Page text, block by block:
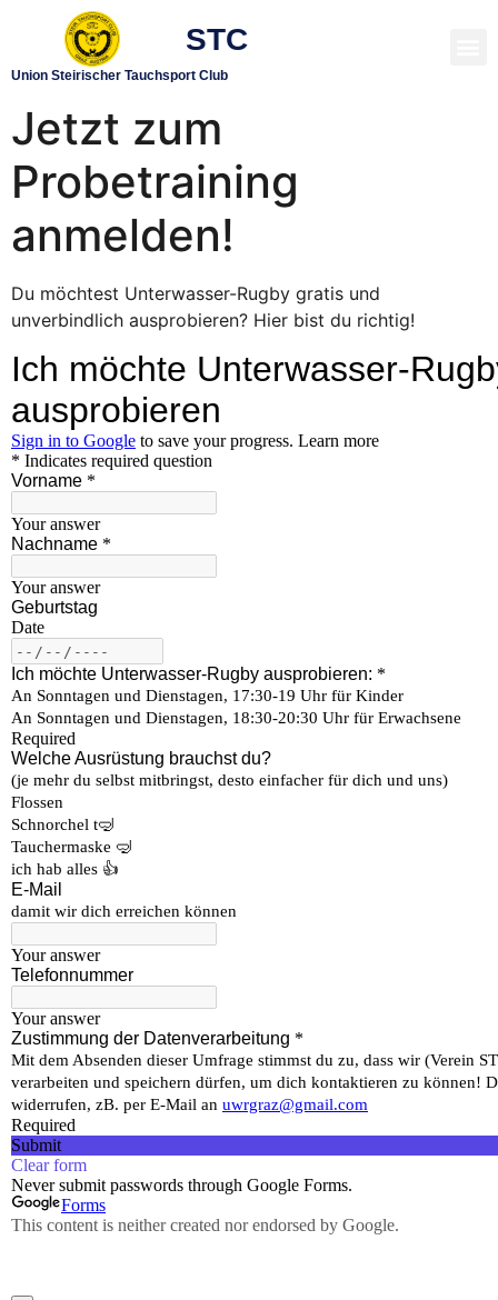
STC
Union Steirischer Tauchsport Club
Jetzt zum
Probetraining
anmelden!
Du möchtest Unterwasser-Rugby gratis und
unverbindlich ausprobieren? Hier bist du richtig!